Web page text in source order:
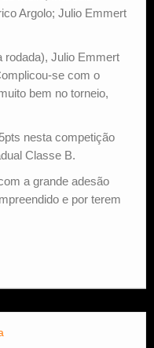
Argolo; Julio Emmert
rodada), Julio Emmert
se com o
bem no torneio,
nesta competição
Classe B.
a grande adesão
e por terem